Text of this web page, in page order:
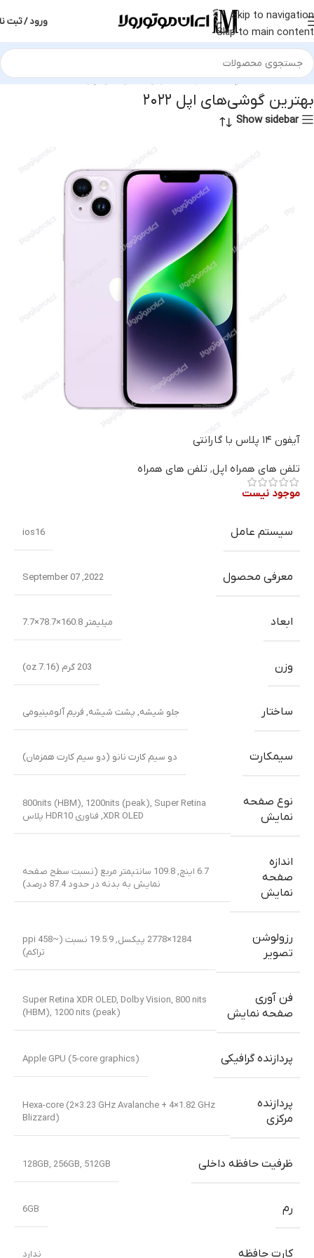
Skip to navigation
Skip to main content
ورود / ثبت
خانه محصولات برچسب خورده “بهترین گوشی‌های اپل ۲۰۲۲”
بهترین گوشی‌های اپل ۲۰۲۲
Show sidebar
آیفون ۱۴ پلاس با گارانتی
تلفن های همراه اپل, تلفن های همراه
موجود نیست
سیستم عامل ios16
معرفی محصول 2022, September 07
ابعاد میلیمتر 160.8×78.7×7.7
وزن 203 گرم (7.16 oz)
ساختار جلو شیشه, پشت شیشه, فریم آلومینیومی
سیمکارت دو سیم کارت نانو (دو سیم کارت همزمان)
نوع صفحه
نمایش
800nits (HBM), 1200nits (peak), Super Retina
XDR OLED
, فناوری HDR10 پلاس
اندازه
صفحه
نمایش
6.7 اینچ, 109.8 سانتیمتر مربع (نسبت سطح صفحه
نمایش به بدنه در حدود 87.4 درصد)
رزولوشن
تصویر
1284×2778 پیکسل, 19.5:9 نسبت (~458 ppi
تراکم)
فن آوری
صفحه نمایش
Super Retina XDR OLED, Dolby Vision, 800 nits
(HBM), 1200 nits (peak)
پردازنده گرافیکی Apple GPU (5-core graphics)
پردازنده
مرکزی
Hexa-core (2×3.23 GHz Avalanche + 4×1.82 GHz
Blizzard)
ظرفیت حافظه داخلی 128GB, 256GB, 512GB
رم 6GB
کارت حافظه ندارد